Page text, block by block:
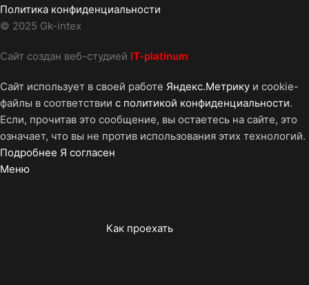
Политика конфиденциальности
© 2025 Gk-intex
Сайт создан веб-студией IT-platinum
Сайт использует в своей работе Яндекс.Метрику и cookie-
файлы в соответствии с политикой конфиденциальности.
Если, прочитав это сообщение, вы остаетесь на сайте, это
означает, что вы не против использования этих технологий.
Подробнее Я согласен
Меню
Как проехать